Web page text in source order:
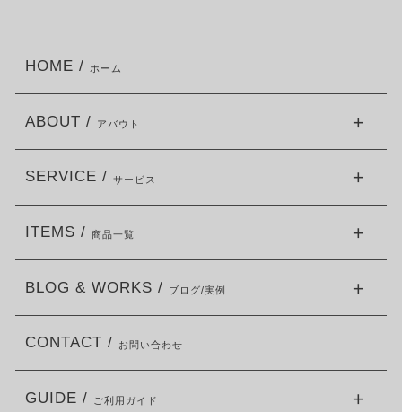
HOME / ホーム
ABOUT / アバウト
SERVICE / サービス
ITEMS / 商品一覧
BLOG & WORKS / ブログ/実例
CONTACT / お問い合わせ
GUIDE / ご利用ガイド